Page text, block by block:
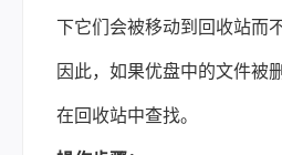
下它们会被移动到回收站而
因此，如果优盘中的文件被
在回收站中查找。